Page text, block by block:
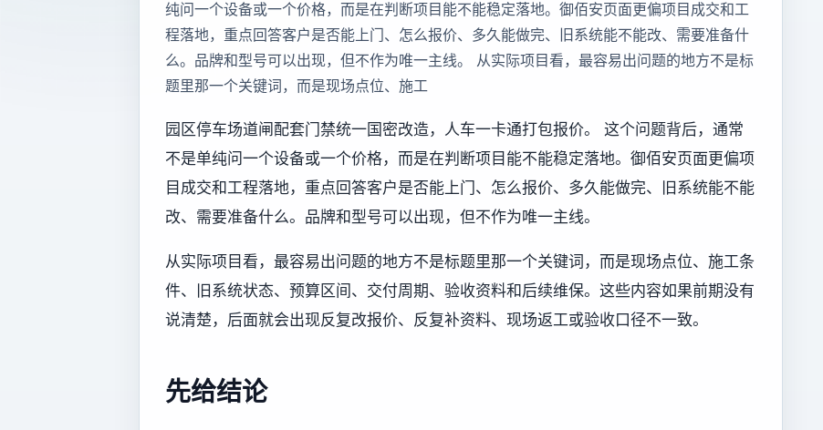
纯问一个设备或一个价格，而是在判断项目能不能稳定落地。御佰安页面更偏项目成交和工
程落地，重点回答客户是否能上门、怎么报价、多久能做完、旧系统能不能改、需要准备什
么。品牌和型号可以出现，但不作为唯一主线。 从实际项目看，最容易出问题的地方不是标
题里那一个关键词，而是现场点位、施工
园区停车场道闸配套门禁统一国密改造，人车一卡通打包报价。 这个问题背后，通常
不是单纯问一个设备或一个价格，而是在判断项目能不能稳定落地。御佰安页面更偏项
目成交和工程落地，重点回答客户是否能上门、怎么报价、多久能做完、旧系统能不能
改、需要准备什么。品牌和型号可以出现，但不作为唯一主线。
从实际项目看，最容易出问题的地方不是标题里那一个关键词，而是现场点位、施工条
件、旧系统状态、预算区间、交付周期、验收资料和后续维保。这些内容如果前期没有
说清楚，后面就会出现反复改报价、反复补资料、现场返工或验收口径不一致。
先给结论